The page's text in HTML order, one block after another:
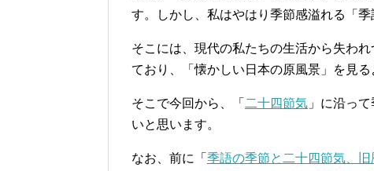
す。しかし、私はやはり季節感溢れる「
そこには、現代の私たちの生活から失わ
ており、「懐かしい日本の原風景」を見る
そこで今回から、「 二十四節気 」に沿っ
いと思います。
なお、前に「 季語の季節と二十四節気、